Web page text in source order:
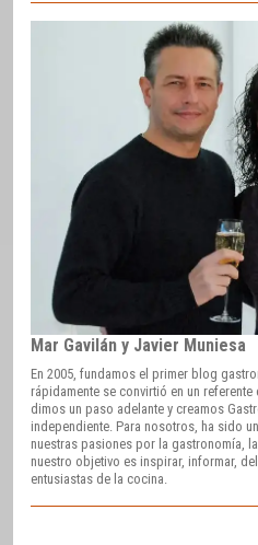
Mar Gavilán y Javier Muniesa
En 2005, fundamos el primer blog
rápidamente se convirtió en un
dimos un paso adelante y creamos
independiente. Para nosotros, ha sido
nuestras pasiones por la gastronomía,
nuestro objetivo es inspirar, informar,
entusiastas de la cocina.